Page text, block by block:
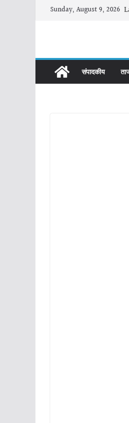
Sunday, August 9, 2026
संपादकीय